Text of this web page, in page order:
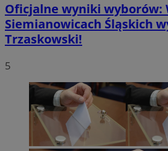
Oficjalne wyniki wyborów:
Siemianowicach Śląskich
Trzaskowski!
5